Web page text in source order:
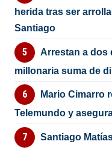
herida tras ser
Santiago
Arrestan a dos
millonaria suma de
Mario Cimarro
Telemundo y
Santiago